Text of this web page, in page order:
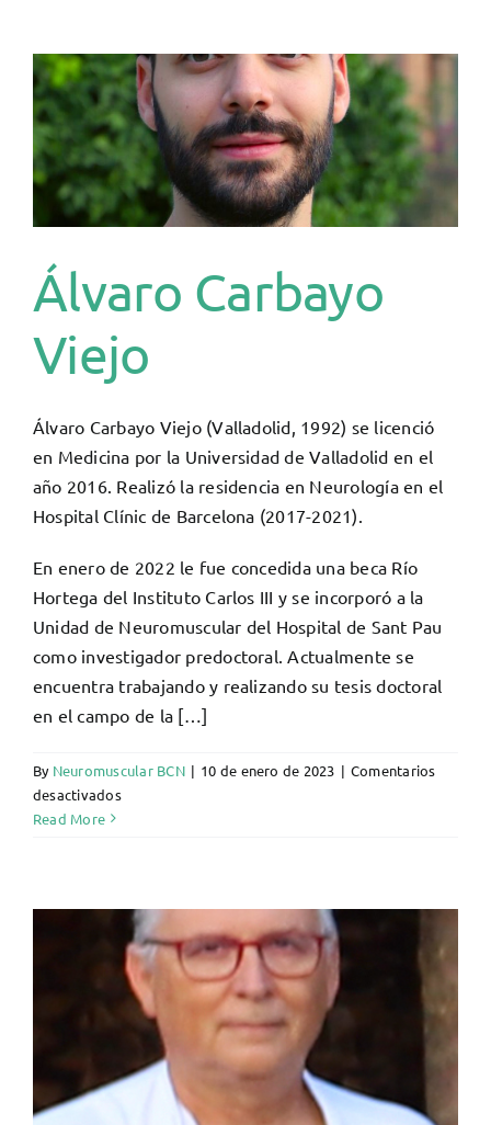
Álvaro Carbayo
Viejo
Álvaro Carbayo Viejo (Valladolid, 1992) se licenció
en Medicina por la Universidad de Valladolid en el
año 2016. Realizó la residencia en Neurología en el
Hospital Clínic de Barcelona (2017-2021).
En enero de 2022 le fue concedida una beca Río
Hortega del Instituto Carlos III y se incorporó a la
Unidad de Neuromuscular del Hospital de Sant Pau
como investigador predoctoral. Actualmente se
encuentra trabajando y realizando su tesis doctoral
en el campo de la […]
By Neuromuscular BCN | 10 de enero de 2023 | Comentarios
desactivadosen
Read More